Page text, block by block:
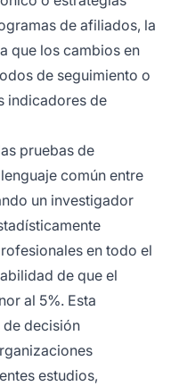
de afiliados, la
que los cambios en
de seguimiento o
indicadores de
pruebas de
común entre
un investigador
en todo el
de que el
al 5%. Esta
decisión
estudios,